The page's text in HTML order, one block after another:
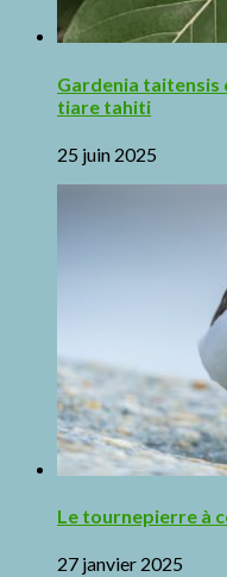
Gardenia taitensis
tiare tahiti
25 juin 2025
Le tournepierre à
27 janvier 2025